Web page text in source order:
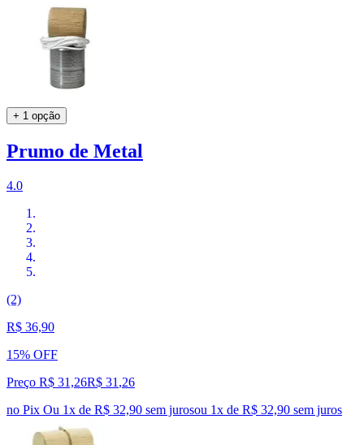
+ 1 opção
Prumo de Metal
4.0
(2)
R$ 36,90
15% OFF
Preço R$ 31,26R$ 31 ,26
no Pix Ou 1x de R$ 32,90 sem jurosou 1x de R$ 32,90 sem juros